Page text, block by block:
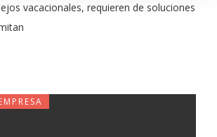
vacacionales, requieren de soluciones